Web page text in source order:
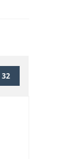
32